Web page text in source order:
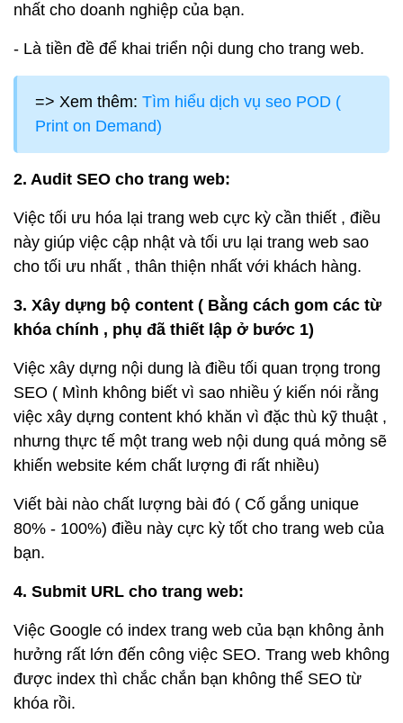
nhất cho doanh nghiệp của bạn.
- Là tiền đề để khai triển nội dung cho trang web.
=> Xem thêm: Tìm hiểu dịch vụ seo POD (
Print on Demand)
2. Audit SEO cho trang web:
Việc tối ưu hóa lại trang web cực kỳ cần thiết , điều
này giúp việc cập nhật và tối ưu lại trang web sao
cho tối ưu nhất , thân thiện nhất với khách hàng.
3. Xây dựng bộ content ( Bằng cách gom các từ
khóa chính , phụ đã thiết lập ở bước 1)
Việc xây dựng nội dung là điều tối quan trọng trong
SEO ( Mình không biết vì sao nhiều ý kiến nói rằng
việc xây dựng content khó khăn vì đặc thù kỹ thuật ,
nhưng thực tế một trang web nội dung quá mỏng sẽ
khiến website kém chất lượng đi rất nhiều)
Viết bài nào chất lượng bài đó ( Cố gắng unique
80% - 100%) điều này cực kỳ tốt cho trang web của
bạn.
4. Submit URL cho trang web:
Việc Google có index trang web của bạn không ảnh
hưởng rất lớn đến công việc SEO. Trang web không
được index thì chắc chắn bạn không thể SEO từ
khóa rồi.